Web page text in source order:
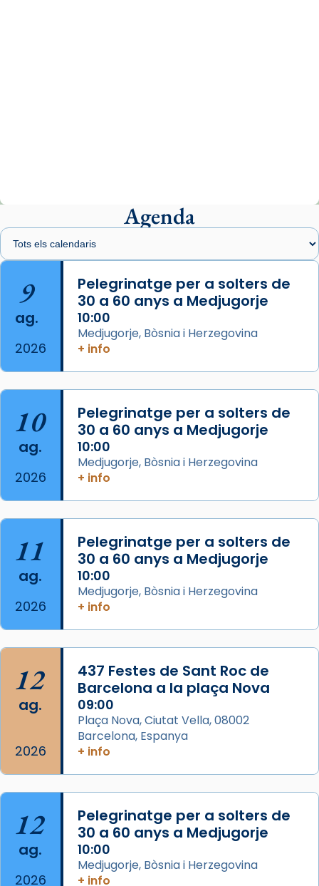
presidit aquest 27 de juliol la missa de Les
Santes de Mataró.
🔗
📸 J. Merino
Photo
View on Facebook ·
de Barcelona.
Aquest dilluns, 27 de juliol, ha tingut lloc la
missa d’acció de gràcies en agraïment al
comitè organitzador de la visita apostòlica
del Sant Pare Lleó XIV a Barcelona, i als
col·laboradors, a la Catedral de Barcelona.
L’arquebisbe de Barcelona, el cardenal Joan
Josep Omella, ha presidit la missa i l’ha
concelebrat el bisbe auxiliar de Barcelona,
Mons. David Abadías.
📸 Dr. G. Simón
Photo
View on Facebook · Share
Arquebisbat de Barcelona
2 weeks ago
Memòria de les santes Juliana i
Semproniana, verges i màrtirs.
Acompanyant la història de sant Cugat, a
partir de l’Edat Mitjana sorgeix la tradició
que les santes Juliana (“relatiu a Júlia”) i
Semproniana (“relatiu a Semprònia =
eterna”) són deixebles seves. I l’any 1667, el
frare Joan Gaspar Roig, afirma en una obra
que les santes són filles de l’antiga Iluro.
Mataró en reivindicarà les relíquies fins que
Agenda
9
ag.
2026
Pelegrinatge per a solters de
30 a 60 anys a Medjugorje
10:00
Medjugorje, Bòsnia i Herzegovina
+ info
10
ag.
2026
Pelegrinatge per a solters de
30 a 60 anys a Medjugorje
10:00
Medjugorje, Bòsnia i Herzegovina
+ info
11
ag.
2026
Pelegrinatge per a solters de
30 a 60 anys a Medjugorje
10:00
Medjugorje, Bòsnia i Herzegovina
+ info
12
ag.
2026
437 Festes de Sant Roc de
Barcelona a la plaça Nova
09:00
Plaça Nova, Ciutat Vella, 08002
Barcelona, Espanya
+ info
12
ag.
2026
Pelegrinatge per a solters de
30 a 60 anys a Medjugorje
10:00
Medjugorje, Bòsnia i Herzegovina
+ info